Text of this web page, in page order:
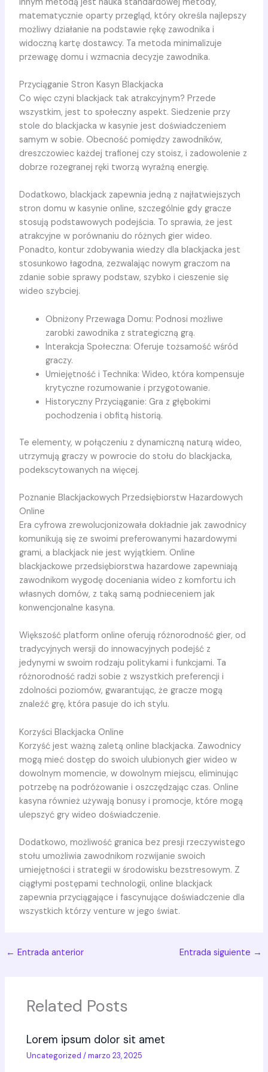
matematycznie oparty przegląd, który określa najlepszy
możliwy działanie na podstawie rękę zawodnika i
widoczną kartę dostawcy. Ta metoda minimalizuje
przewagę domu i wzmacnia decyzje zawodnika.
Przyciąganie Stron Kasyn Blackjacka
Co więc czyni blackjack tak atrakcyjnym? Przede
wszystkim, jest to społeczny aspekt. Siedzenie przy
stole do blackjacka w kasynie jest doświadczeniem
samym w sobie. Obecność pomiędzy zawodników,
dreszczowiec każdej trafionej czy stoisz, i zadowolenie z
dobrze rozegranej ręki tworzą wyraźną energię.
Dodatkowo, blackjack zapewnia jedną z najłatwiejszych
stron domu w kasynie online, szczególnie gdy gracze
stosują podstawowych podejścia. To sprawia, że jest
atrakcyjne w porównaniu do różnych gier wideo.
Ponadto, kontur zdobywania wiedzy dla blackjacka jest
stosunkowo łagodna, zezwalając nowym graczom na
zdanie sobie sprawy podstaw, szybko i cieszenie się
wideo szybciej.
Obniżony Przewaga Domu: Podnosi możliwe
zarobki zawodnika z strategiczną grą.
Interakcja Społeczna: Oferuje tożsamość wśród
graczy.
Umiejętność i Technika: Wideo, która kompensuje
krytyczne rozumowanie i przygotowanie.
Historyczny Przyciąganie: Gra z głębokimi
pochodzenia i obfitą historią.
Te elementy, w połączeniu z dynamiczną naturą wideo,
utrzymują graczy w powrocie do stołu do blackjacka,
podekscytowanych na więcej.
Poznanie Blackjackowych Przedsiębiorstw Hazardowych
Online
Era cyfrowa zrewolucjonizowała dokładnie jak zawodnicy
komunikują się ze swoimi preferowanymi hazardowymi
grami, a blackjack nie jest wyjątkiem. Online
blackjackowe przedsiębiorstwa hazardowe zapewniają
zawodnikom wygodę doceniania wideo z komfortu ich
własnych domów, z taką samą podnieceniem jak
konwencjonalne kasyna.
Większość platform online oferują różnorodność gier, od
tradycyjnych wersji do innowacyjnych podejść z
jedynymi w swoim rodzaju politykami i funkcjami. Ta
różnorodność radzi sobie z wszystkich preferencji i
zdolności poziomów, gwarantując, że gracze mogą
znaleźć grę, która pasuje do ich stylu.
Korzyści Blackjacka Online
Korzyść jest ważną zaletą online blackjacka. Zawodnicy
mogą mieć dostęp do swoich ulubionych gier wideo w
dowolnym momencie, w dowolnym miejscu, eliminując
potrzebę na podróżowanie i oszczędzając czas. Online
kasyna również używają bonusy i promocje, które mogą
ulepszyć gry wideo doświadczenie.
Dodatkowo, możliwość granica bez presji rzeczywistego
stołu umożliwia zawodnikom rozwijanie swoich
umiejętności i strategii w środowisku bezstresowym. Z
ciągłymi postępami technologii, online blackjack
zapewnia przyciągające i fascynujące doświadczenie dla
wszystkich którzy venture w jego świat.
← Entrada anterior Entrada siguiente →
Related Posts
Lorem ipsum dolor sit amet
Uncategorized /marzo 23, 2025